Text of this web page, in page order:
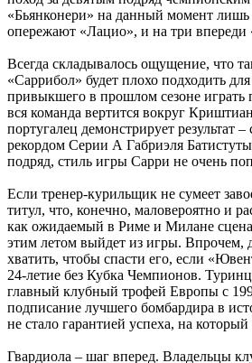
«Бьянконери» на данный момент лишь
опережают «Лацио», и на три впереди
Всегда складывалось ощущение, что
«Саррибол» будет плохо подходить
привыкшего в прошлом сезоне играть
вся команда вертится вокруг
португалец демонстрирует результат
рекордом Серии А Габриэля
подряд, стиль игры Сарри не очень
Если тренер-курильщик не сумеет
титул, что, конечно, маловероятно и
как ожидаемый в Риме и Милане
этим летом выйдет из игры. Впрочем,
хватить, чтобы спасти его, если
24-летие без Кубка Чемпионов.
главный клубный трофей Европы с
подписание лучшего бомбардира в
не стало гарантией успеха, на
Гвардиола – шаг вперед. Владельцы